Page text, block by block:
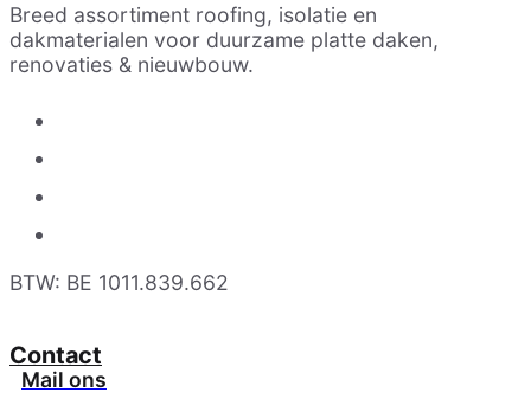
Breed assortiment roofing, isolatie en
dakmaterialen voor duurzame platte daken,
renovaties & nieuwbouw.
BTW: BE 1011.839.662
Contact
Mail ons